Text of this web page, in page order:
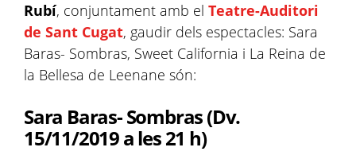
Rubí, conjuntament amb el Teatre-Auditori
de Sant Cugat, gaudir dels espectacles: Sara
Baras- Sombras, Sweet California i La Reina de
la Bellesa de Leenane són:
Sara Baras- Sombras (Dv.
15/11/2019 a les 21 h)